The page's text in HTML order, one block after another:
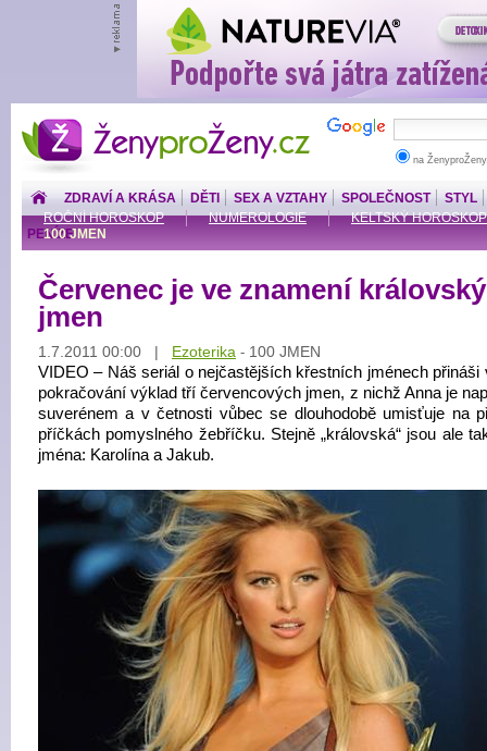
ŽenyproŽeny.cz
na
ZDRAVÍ A KRÁSA DĚTI SEX A VZTAHY SPOLEČNOST
STYL
ROČNÍ HOROSKOP
NUMEROLOGIE
KELTSKÝ HOROSKOP
100 JMEN
PENÍZE
Červenec je ve znamení
jmen
1.7.2011 00:00 | Ezoterika - 100 JMEN
VIDEO – Náš seriál o nejčastějších křestních jménech přináši
pokračování výklad tří červencových jmen, z nichž Anna je
suverénem a v četnosti vůbec se dlouhodobě umisťuje na
příčkách pomyslného žebříčku. Stejně „královská“ jsou ale
jména: Karolína a Jakub.